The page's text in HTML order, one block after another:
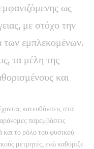
ως
με στόχο την
των εμπλεκομένων.
τα μέλη της
και
κατευθύνσεις στα
παρεμβάσεις
και το ρόλο του φυσικού
μετρητές, ενώ καθόριζε